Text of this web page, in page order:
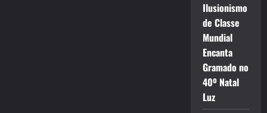
Ilusionismo
de Classe
Mundial
Encanta
Gramado no
40º Natal
Luz